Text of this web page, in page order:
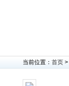
当前位置： 首页 >